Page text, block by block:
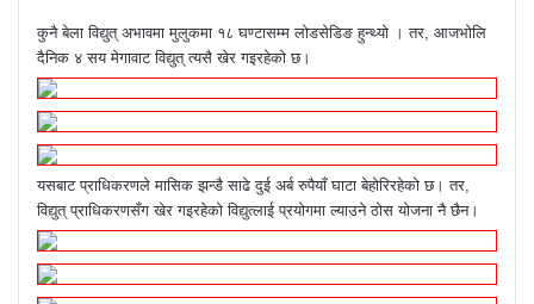
कुनै बेला विद्युत् अभावमा मुलुकमा १८ घण्टासम्म लोडसेडिङ हुन्थ्यो । तर, आजभोलि
दैनिक ४ सय मेगावाट विद्युत् त्यसै खेर गइरहेको छ।
यसबाट प्राधिकरणले मासिक झन्डै साढे दुई अर्ब रुपैयाँ घाटा बेहोरिरहेको छ। तर,
विद्युत् प्राधिकरणसँग खेर गइरहेको विद्युत्लाई प्रयोगमा ल्याउने ठोस योजना नै छैन।